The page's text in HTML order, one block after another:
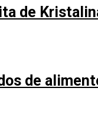
de
de